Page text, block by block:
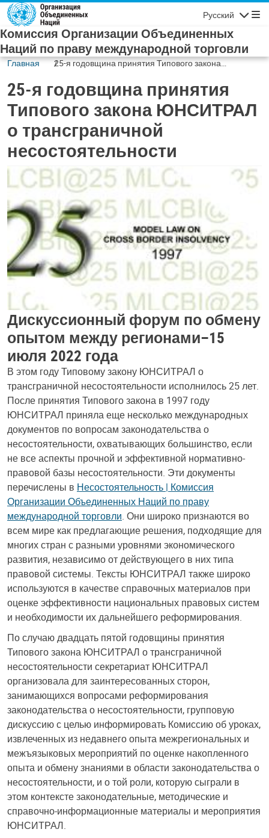
Skip to main content
Русский
Комиссия Организации Объединенных
Наций по праву международной торговли
Главная
25-я годовщина принятия Типового закона
25-я годовщина принятия
Типового закона ЮНСИТРАЛ
о трансграничной
несостоятельности
Дискуссионный форум по обмену
опытом между регионами–15
июля 2022 года
В этом году Типовому закону ЮНСИТРАЛ о
трансграничной несостоятельности исполнилось 25 лет.
После принятия Типового закона в 1997 году
ЮНСИТРАЛ приняла еще несколько международных
документов по вопросам законодательства о
несостоятельности, охватывающих большинство, если
не все аспекты прочной и эффективной нормативно-
правовой базы несостоятельности. Эти документы
перечислены в Несостоятельность | Комиссия
Организации Объединенных Наций по праву
международной торговли. Они широко признаются во
всем мире как предлагающие решения, подходящие для
многих стран с разными уровнями экономического
развития, независимо от действующего в них типа
правовой системы. Тексты ЮНСИТРАЛ также широко
используются в качестве справочных материалов при
оценке эффективности национальных правовых систем
и необходимости их дальнейшего реформирования.
По случаю двадцать пятой годовщины принятия
Типового закона ЮНСИТРАЛ о трансграничной
несостоятельности секретариат ЮНСИТРАЛ
организовала для заинтересованных сторон,
занимающихся вопросами реформирования
законодательства о несостоятельности, групповую
дискуссию с целью информировать Комиссию об уроках,
извлеченных из недавнего опыта межрегиональных и
межъязыковых мероприятий по оценке накопленного
опыта и обмену знаниями в области законодательства о
несостоятельности, и о той роли, которую сыграли в
этом контексте законодательные, методические и
справочно-информационные материалы и мероприятия
ЮНСИТРАЛ.